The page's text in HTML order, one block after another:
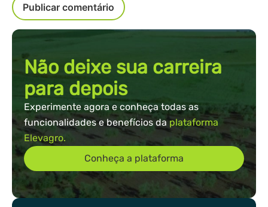
Não deixe sua carreira
para depois
Experimente agora e conheça todas as
funcionalidades e benefícios daplataforma
Elevagro.
Conheça a plataforma